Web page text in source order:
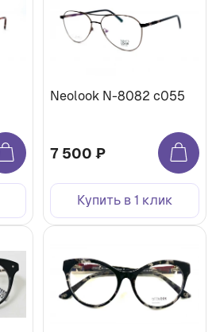
Neolook N-8082 c055
7 500 ₽
Купить в 1 клик